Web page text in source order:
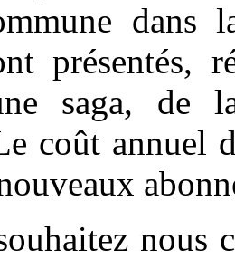
dans
présentés,
saga, de
coût annuel
nous